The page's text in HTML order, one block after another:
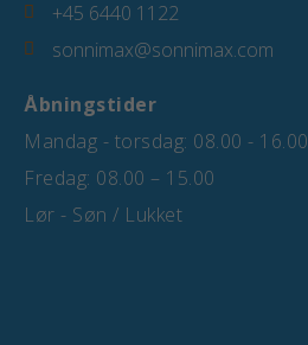
+45 6440 1122
sonnimax@sonnimax.com
Åbningstider
Mandag - torsdag: 08.00 - 16.00
Fredag: 08.00 – 15.00
Lør - Søn / Lukket